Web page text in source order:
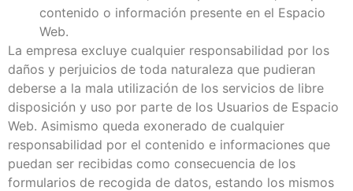
contenido o información presente en el Espacio
Web.
La empresa excluye cualquier responsabilidad por los
daños y perjuicios de toda naturaleza que pudieran
deberse a la mala utilización de los servicios de libre
disposición y uso por parte de los Usuarios de Espacio
Web. Asimismo queda exonerado de cualquier
responsabilidad por el contenido e informaciones que
puedan ser recibidas como consecuencia de los
formularios de recogida de datos, estando los mismos